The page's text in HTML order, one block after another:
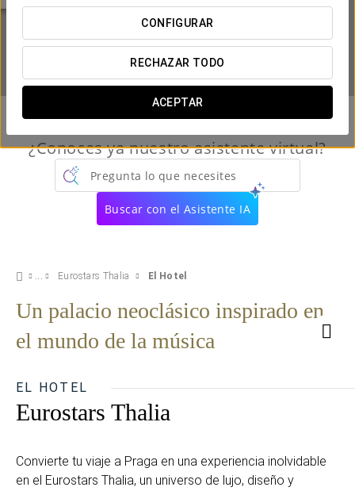
CONFIGURAR
RECHAZAR TODO
ACEPTAR
¿CUÁNDO QUIERES IR?
¿Conoces ya nuestro asistente virtual?
Pregunta lo que necesites
Buscar con el Asistente IA
Eurostars Thalia El Hotel
Un palacio neoclásico inspirado en
el mundo de la música
EL HOTEL
Eurostars Thalia
Convierte tu viaje a Praga en una experiencia inolvidable
en el Eurostars Thalia, un universo de lujo, diseño y